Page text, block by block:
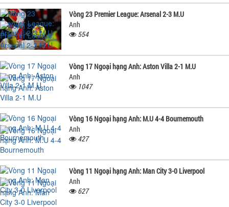
Vòng 23 Premier League: Arsenal 2-3 M.U
Anh
554
Vòng 17 Ngoại hạng Anh: Aston Villa 2-1 M.U
Anh
1047
Vòng 16 Ngoại hạng Anh: M.U 4-4 Bournemouth
Anh
427
Vòng 11 Ngoại hạng Anh: Man City 3-0 Liverpool
Anh
627